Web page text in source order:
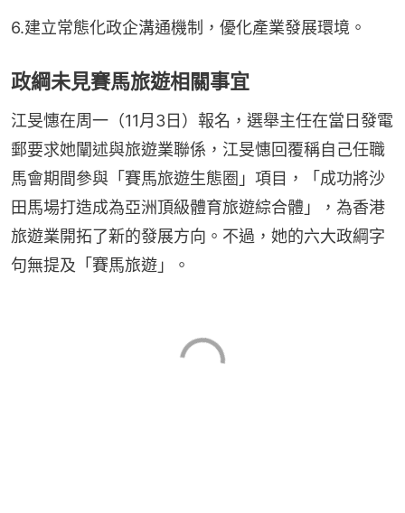
6.建立常態化政企溝通機制，優化產業發展環境。
政綱未見賽馬旅遊相關事宜
江旻憓在周一（11月3日）報名，選舉主任在當日發電
郵要求她闡述與旅遊業聯係，江旻憓回覆稱自己任職
馬會期間參與「賽馬旅遊生態圈」項目，「成功將沙
田馬場打造成為亞洲頂級體育旅遊綜合體」，為香港
旅遊業開拓了新的發展方向。不過，她的六大政綱字
句無提及「賽馬旅遊」。